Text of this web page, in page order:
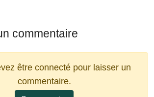
commentaire
être connecté pour laisser un
commentaire.